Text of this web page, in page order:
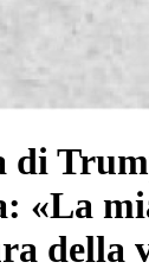
di
«La
della